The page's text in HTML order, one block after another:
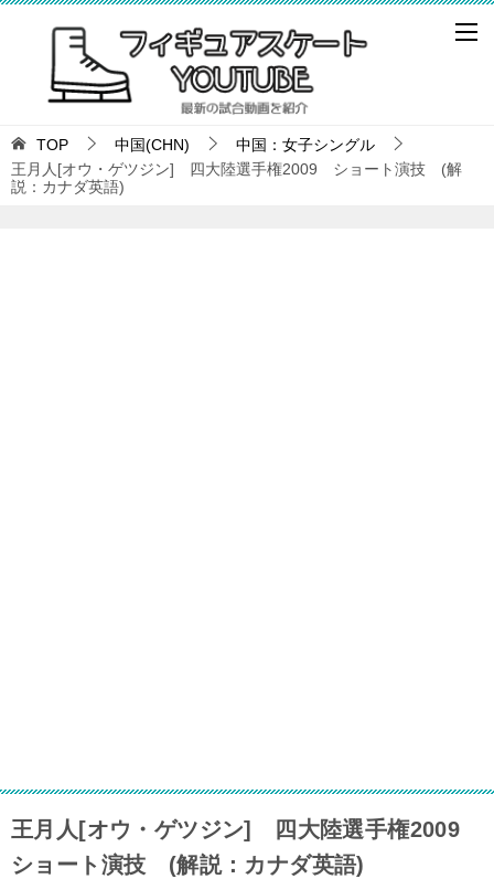
TOP 中国(CHN)
中国：女子シングル
王月人[オウ・ゲツジン] 四大陸選手権2009 ショート演技 (解
説：カナダ英語)
王月人[オウ・ゲツジン] 四大陸選手権2009
ショート演技 (解説：カナダ英語)